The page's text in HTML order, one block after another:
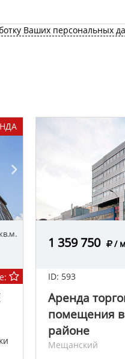
Ваших персональных
1 359 750 /
Аренда
помещения
районе
Мещанский
ID: 593